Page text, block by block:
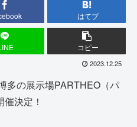
はてブ
コピー
2023.12.25
多の展示場PARTHEO（パ
決定！